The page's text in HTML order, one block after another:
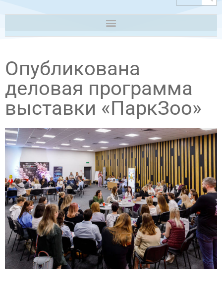
Опубликована
деловая программа
выставки «ПаркЗоо»